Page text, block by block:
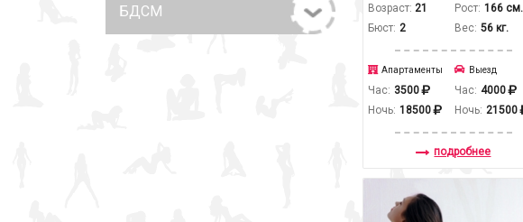
БДСМ Возраст: 21
Бюст: 2
Рост: 166 см.
Вес: 56 кг.
Апартаменты
Час: 3500
Ночь: 18500
Выезд
Час: 4000
Ночь: 21500
подробнее